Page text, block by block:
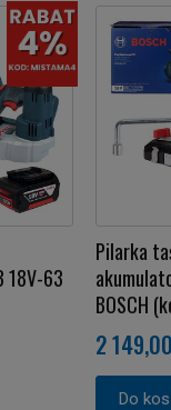
18V-63
Pilarka
BOSCH
2
Do